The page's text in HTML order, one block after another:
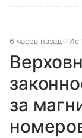
6 часов назад
за